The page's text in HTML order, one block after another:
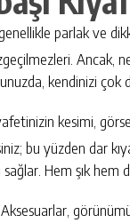
genellikle parlak ve
Ancak,
kendinizi çok
kesimi,
bu yüzden dar
sağlar. Hem şık